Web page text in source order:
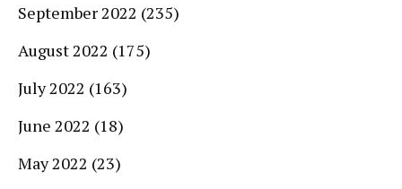
September 2022 (235)
August 2022 (175)
July 2022 (163)
June 2022 (18)
May 2022 (23)